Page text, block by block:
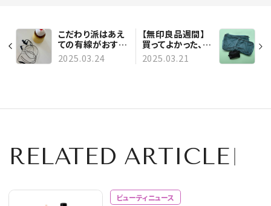
こだわり派はあえ
ての有線がおすす
め！ 【ゼンハイザ
ー】のイヤホンで
2025.03.24
【無印良品週間】
買ってよかった、無
印良品の旅行グッ
ズたち #深夜のこ
2025.03.21
RELATED ARTICLE
ビューティニュース